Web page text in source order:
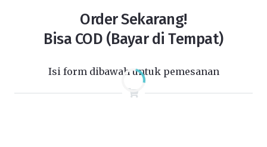
Order Sekarang!
Bisa COD (Bayar di Tempat)
Isi form dibawah untuk pemesanan